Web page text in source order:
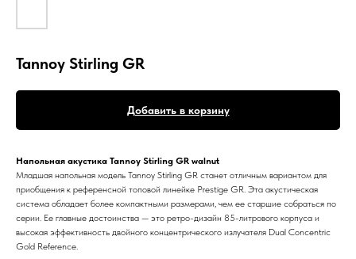
Tannoy Stirling GR
Добавить в корзину
Напольная акустика Tannoy Stirling GR walnut
Младшая напольная модель Tannoy Stirling GR станет отличным вариантом для
приобщения к референсной топовой линейке Prestige GR. Эта акустическая
система обладает более компактными размерами, чем ее старшие собраться по
серии. Ее главные достоинства — это ретро-дизайн 85-литрового корпуса и
высокая эффективность двойного концентрического излучателя Dual Concentric
Gold Reference.